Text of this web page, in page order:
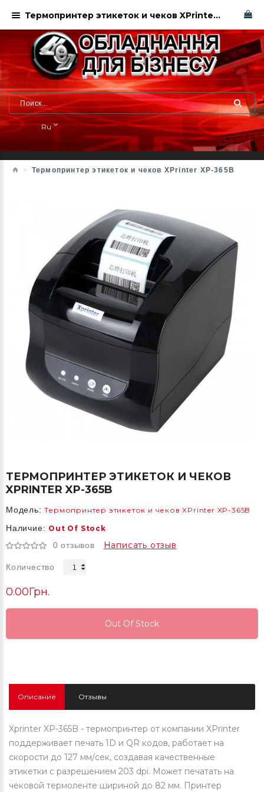
Ru
Термопринтер этикеток и чеков XPrinter XP-365B
ТЕРМОПРИНТЕР ЭТИКЕТОК И ЧЕКОВ
XPRINTER XP-365B
Модель: Термопринтер этикеток и чеков XPrinter XP-365B
Наличие: Out Of Stock
0 отзывов Написать отзыв
Количество
0.00Грн.
Out Of Stock
Out Of Stock
Описание Отзывы
Xprinter XP-365B - термопринтер от компании XPrinter
поддерживает печать 1D и QR кодов, работает на
скорости до 127 мм/сек, создавая качественные
этикетки с разрешением 203 dpi. Может печатать на
чековой термоленте шириной до 82 мм. Принтер
Термопринтер этикеток и чеков XPrinter XP-365B